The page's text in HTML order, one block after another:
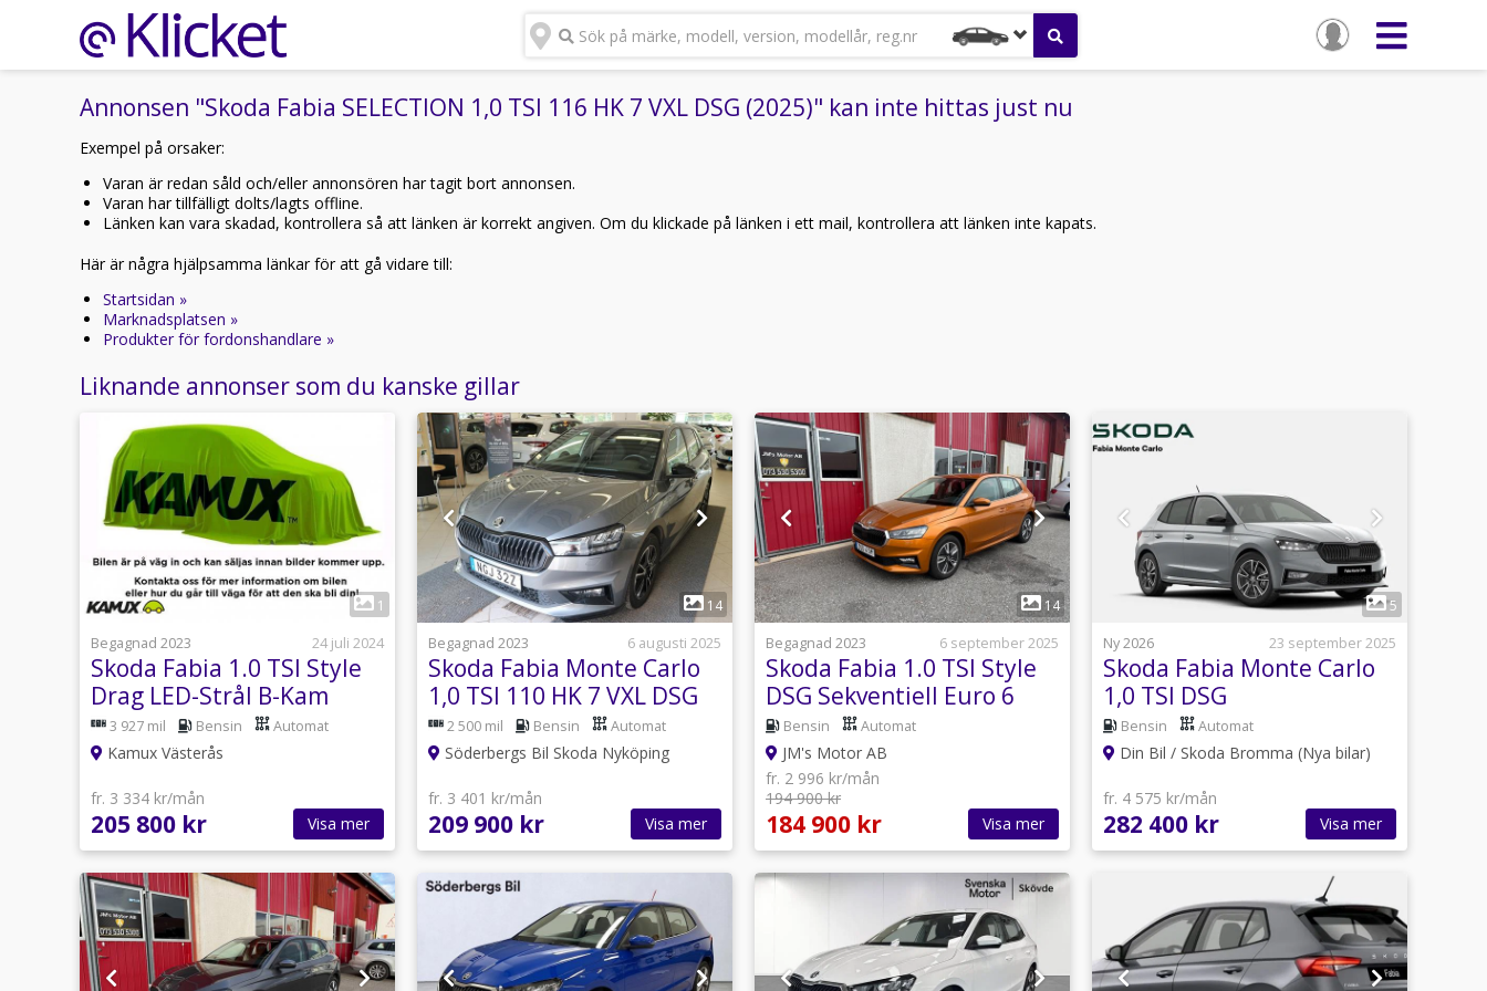
Sök på märke, modell, version, modellår, reg.nr
Annonsen "Skoda Fabia SELECTION 1,0 TSI 116 HK 7 VXL DSG (2025)" kan inte hittas just nu
Exempel på orsaker:
Varan är redan såld och/eller annonsören har tagit bort annonsen.
Varan har tillfälligt dolts/lagts offline.
Länken kan vara skadad, kontrollera så att länken är korrekt angiven. Om du klickade på länken i ett mail, kontrollera att länken inte kapats.
Här är några hjälpsamma länkar för att gå vidare till:
Startsidan »
Marknadsplatsen »
Produkter för fordonshandlare »
Liknande annonser som du kanske gillar
1
Begagnad 2023
24 juli 2024
Skoda Fabia 1.0 TSI Style
Drag LED-Strål B-Kam
110hk
3 927 mil Bensin Automat
Kamux Västerås
fr. 3 334 kr/mån
205 800 kr Visa mer
1
14
Begagnad 2023
6 augusti 2025
Skoda Fabia Monte Carlo
1,0 TSI 110 HK 7 VXL DSG
2 500 mil Bensin Automat
Söderbergs Bil Skoda Nyköping
fr. 3 401 kr/mån
209 900 kr Visa mer
1
14
Begagnad 2023
6 september 2025
Skoda Fabia 1.0 TSI Style
DSG Sekventiell Euro 6
Bensin Automat
JM's Motor AB
fr. 2 996 kr/mån
194 900 kr
184 900 kr Visa mer
1
5
Ny 2026
23 september 2025
Skoda Fabia Monte Carlo
1,0 TSI DSG
Bensin Automat
Din Bil / Skoda Bromma (Nya bilar)
fr. 4 575 kr/mån
282 400 kr Visa mer